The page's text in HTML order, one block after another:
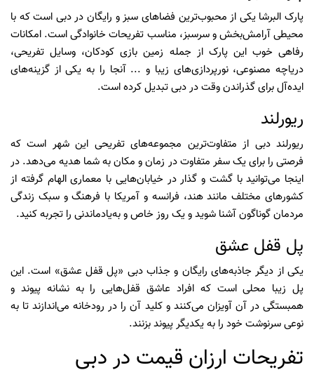
پارک البرشا یکی از محبوب‌ترین فضاهای سبز و رایگان در دبی است که با
محیطی آرامش‌بخش و سرسبز، مناسب تفریحات خانوادگی است. امکانات
رفاهی خوب این پارک از جمله زمین بازی کودکان، وسایل تفریحی،
دریاچه مصنوعی، نورپردازی‌های زیبا و ... آنجا را به یکی از گزینه‌های
ایده‌آل برای گذراندن وقت در دبی تبدیل کرده است.
ریورلند
ریورلند دبی از متفاوت‌ترین مجموعه‌های تفریحی این شهر است که
فرصتی را برای یک سفر متفاوت در زمان و مکان به شما هدیه می‌دهد. در
اینجا می‌توانید با گشت و گذار در خیابان‌هایی با معماری الهام گرفته از
کشورهای مختلف مانند هند، فرانسه و آمریکا با فرهنگ و سبک زندگی
مردمان گوناگون آشنا شوید و یک روز خاص و به‌یادماندنی را تجربه کنید.
پل قفل عشق
یکی از دیگر جاذبه‌های رایگان و جذاب دبی «پل قفل عشق» است. این
پل زیبا محلی است که افراد عاشق قفل‌هایی را به نشانه پیوند و
همبستگی در آن آویزان می‌کنند و کلید آن را در رودخانه می‌اندازند تا به
نوعی سرنوشت خود را به یکدیگر پیوند بزنند.
تفریحات ارزان قیمت در دبی